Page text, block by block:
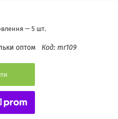
— 5 шт.
оптом Код: mr109